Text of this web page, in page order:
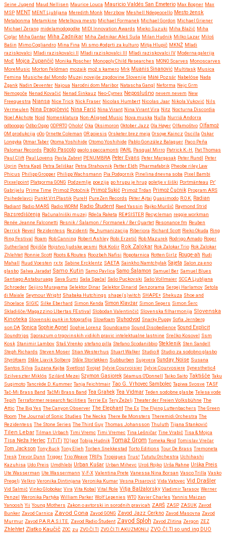
Seine Jugend Maud Nellisen Maurice Louca Mauricio Valdés San Emeterio Max Bogner Max
MSP MENT MENT Ljubljana Meredith Monk Merzbow Meshell Ndegeocello Mesto žensk
Metabonma Metamkine Metelkova mesto Michael Formanek Michael Gordon Michael Griener
Michael Zerang midelamodogodke MIDI Innovation Awards Mieko Suzuki Miha Blažič Miha
Ciglar Miha Gantar Miha Zadnikar Miha Zadnikar Aleš Suša Milan Hudnik Milko Lazar Miloš
Bašin Mimo Cogliandro Mina Fina Mi smo #odprti za kulturo Mitja Hlupič MKNŽ Mladi
raziskovalci Mladi raziskovalci II Mladi raziskovalci III Mladi raziskovalci IV Moderna galerija
MoE Mojca Zupančič Monika Roscher Monopoly Child Researches MONO Scarves Monoscarves
MoreMusic Morton Feldman mozaik mož s kamero Mrk Muanis Sinanović Multitask Musica
Femina Musiche dal Mondo Muzej novejše zgodovine Slovenije Máté Pozsár Nabelóse Nada
Žgank Nadin Deventer Najoua Narodni dom Maribor Natascha Gangl Neforma Nejc Grm
Nemogoče Nenad Kovačić Nenad Sinkauz Neo-Cymex Neposlušno nevem nevem New
Freequestra Niansa Nice Trick Nick Fraser Nicolas Humbert Nicolas Jaar Nikola Vuković Nils
Vermeulen Nina Dragičević Nina Farič Nina Virant Nina Virant Vira Nitz Nocturna Discordia
Noel Akchote Noid Nomenklatura Non-Aligned Music Nova muska Nulla Nurriá Andorra
odbooqpo Odbo Oqpo ODPRTO Oholo! Oka Oksimoron Oktober Jazz Ola Høyer Olfamoštvo Olfamož
OM produkcija oOo Ornette Coleman OR poiesis Orsketer brez meja Orsoye Kaincz Oscilla Oskar
Longyka Otmar Taber Otoma Yoshihide Otomo Yoshihide Pablo González Balaguer Paco Peña
Palomar Records Paolo Pascolo paolo spaccamonti PARL Pasqual Mirro Patrick K.-H.
Pat Thomas
Paul Clift Paul Lovens Pavla Zabret PENUMBRA Peter Evans Peter Margasak Peter Rundl Peter
Ugrin Petra Kapš Petra Seliškar Petra Strahovnik Petter Eldh Pharmafabrik Pheobe riley Law
Phicus Philipp Gropper Philipp Wachsmann Pia Podgornik Pinelina dnevna soba Pixel Bambi
Pixxelpoint Platgorma GONG Podzemlje poezija po hrupu je hrup poletje v šiški Portmänteau Pr'
Gabrijelu Prime Time Primož Potočnik Primož Sukič Primož Trdan Primož Čučnik Program ARS
Psihedelavci Punkt.Vrt.Plastik PureH PureZen Records Péter Ajtai Quasimodo R.O.K.
Radian
Radiant Radio MARŠ Radio WORM Radio Študent Raed Yassin Rajko Muršič Raymond Strid
Razsrediščenja Računalniški muzej Rdeča Raketa RE#SISTER Recycleman reggie workman
Renée Jeanne Falconetti Resnik / Šalamon / Formanek / Ber Quartet Resonance.fm Reuben
Derrick Reveil Rezidentess Rezidenti Re_humanizacija Riberiora Richard Scott Rieko Okuda Ring
Ring Festival Roam Rob Canning Robert Ashley Robi Erzetič Rob Mazurek Rodrigo Amado Roger
Sutherland Rojišče Rojstvo ljudske pesmi Rok Košir Rok Zalokar Rok Zalokar Trio Rok Zalokar
Zhlehtet Ronnie Scott Roots & Routes Roozbeh Nafisi Ropotarnica Rotten Girlz Rouge-ah Rudi
Mahall Ruud Voesten rx:tx Sabine Ercklentz SAETA Sainkho Namtchylak Sajeta Salon za eno
glasbo Salwa Jaradat Samo Kutin Samo Pavlica Samo Šalamon Samuel Ber Samuel Blues
Santiago Astaburuaga Sava Šumi Saša Spačal Sašo Puckovski Sašo Vollmaier SCCA Ljubljana
Schroeder Seijiro Murayama Selektor Dinar Selektor Dinarid Senzorama Sergej Harlamov Setola
di Maiale Seymour Wright Shabaka Hutchings shape(s)witch SHAPE+ Shekuza Shoe and
Shoelace SIGIC Silke Eberhard Simon Kenda Simon Klavžar Simon Segers Simon Šerc
Skladišče/Magazzino LIbertas FEstival Slobodan Valentinčič Slovenska filharmonija Slovenska
Kinoteka Slovenski punk in fotografija Slowfoam Sluhodvod Snarky Puppy Sofia Jernberg
son:DA Sonica Sophie Agnel Sophie Lorenz Soundcamp Sound Disobedience Sound Explicit
Soundtrips Sporazum o trgovinskih vidikih pravic intelektualne lastnine Srečko Kosovel Ssm
Kosk Stanimir Lambov Staš Vrenko stefano pilla Stefano Scodanibbio Steklenik Sten Sandell
Steph Richards Steven Moser Stian Westerhus Stuart Walker Studio 8 Studio za sodobno glasbo
Styröfoam Ståle Liavik Solberg Ståle Storløkken Subburben Sujevera Sunday Noise Susana
Santos Silva Suzana Kajba Svetlost Svojat Sylvie Courvoisier Sylvie Courvosiere Synesthetic4
Szilveszter Miklós Szilárd Mezei Szymon Gasiorek Séamus O'Donnell Taiko Saito Taktišče Taku
Sugimoto Tancrède D. Kummer Tanja Feichtmair Tao G. Vrhovec Sambolec Tapiwa Svosve TASF
Tač-Mi Brass Band TačMi Brass Band Tea Grahek Tea Vidmar Teden sodobne glasbe Telesa vode
Tepih Terraformer research facilities Terrie Ex Tery Žeželj Theater der Freien Volksbühne The
Attic The Big Yes The Canyon Observer The Elephant The Ex The Flying Luttenbachers The Green
Room The Journal of Sonic Studies The Necks There Be Monsters Theremidi Orchestra The
Rezidentess The Stone Series The Third Guy Thomas Johansson Thuluth Tijana Stanković
Tilen Lebar Tilman Urbach Timi Vremc Timi Vremec Tina Lešničar Tine Vrabič Tisa & Mojca
Tisa Neža Herlec TiTiTi TO)pot Tobija Hudnik Tomaž Grom Tomeka Reid Tomislav Vrečar
Tom Jackson Tony Buck Tony Elieh Torben Snekkestad Torto Editions Tour De Brass Tremoneta
Tresk Trevor Dunn Trigger Trio Weave TRIPs Tropiques Trus! Tututu Orchestra Uchihashi
Kazuhisa Udo Preis Umdhlebi Urban Kušar Urban Mihevc Uroš Rojko Urša Rahne Urška Preis
Ute Wasserman Ute Wassermann V-F-X Valentina Prete Vanessa Nina Borsan Vasco Trilla Vasko
Pregelj Velkro Veronika Dintinjana Veronika Kumar Vesna Pisarovič Vida Vatovec Vid Drašler
Vid Salmič Vinko Globokar Vira Vita Kobal Vital Role Vitja Balžalorsky Vladimir Tarasov Werner
Penzel Weronika Partyka William Parker Wolf Lepenies WTO Xavier Charles Yannis Maizan
Yanoosh Yii Young Mothers Zakon o avtorski in sorodnih pravicah ZARŠ ZASP ZASUK Zavod
Bunker Zavod Carnica Zavod Cona Zavod GONG Zavod Jazz Cerkno Zavod Masovna Zavod
Murmur Zavod P.A.R.A.S.I.T.E. Zavod Radio Študent Zavod Sploh Zavod Zlitina Zergon ZEZ
Zhlehtet Zlatko Kaučič ZOC zu ZVO.ČI.TI ZVO.ČI.TI AKUZMONIJ ZVO.ČI.TI so.und.ing DUO